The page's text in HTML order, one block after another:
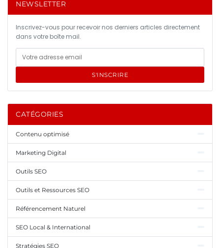
NEWSLETTER
Inscrivez-vous pour recevoir nos derniers articles directement
dans votre boîte mail.
S'INSCRIRE
CATÉGORIES
Contenu optimisé
Marketing Digital
Outils SEO
Outils et Ressources SEO
Référencement Naturel
SEO Local & International
Stratégies SEO